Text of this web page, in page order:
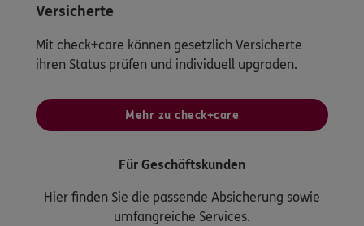
Versicherte
Mit check+care können gesetzlich Versicherte
ihren Status prüfen und individuell upgraden.
Mehr zu check+care
Für Geschäftskunden
Hier finden Sie die passende Absicherung sowie
umfangreiche Services.